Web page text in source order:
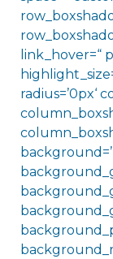
link_hover=“
radius=’0px‘